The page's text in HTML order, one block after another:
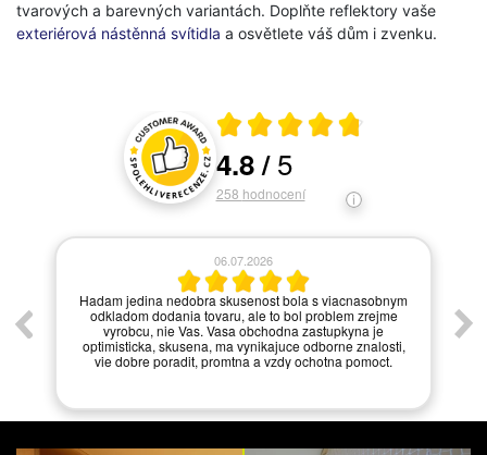
tvarových a barevných variantách. Doplňte reflektory vaše
exteriérová nástěnná svítidla a osvětlete váš dům i zvenku.
Hodnocení a recenze zákazníků
Průměrné hodnocení 4.8 z 5
4.8/5
258 hodnocení
06.07.2026
Hadam jedina nedobra skusenost bola s viacnasobnym
odkladom dodania tovaru, ale to bol problem zrejme
vyrobcu, nie Vas. Vasa obchodna zastupkyna je
optimisticka, skusena, ma vynikajuce odborne znalosti,
vie dobre poradit, promtna a vzdy ochotna pomoct.